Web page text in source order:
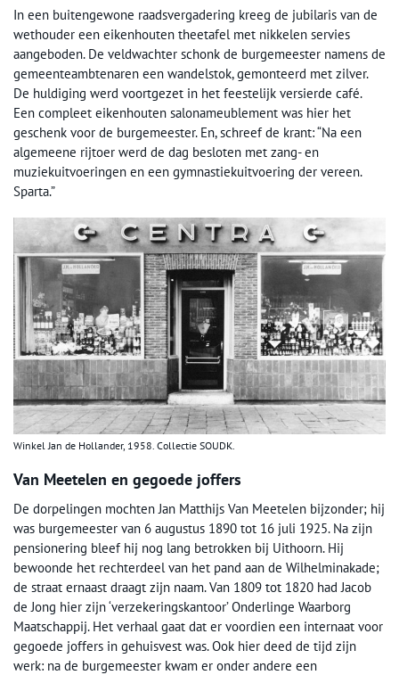
In een buitengewone raadsvergadering kreeg de jubilaris van de
wethouder een eikenhouten theetafel met nikkelen servies
aangeboden. De veldwachter schonk de burgemeester namens de
gemeenteambtenaren een wandelstok, gemonteerd met zilver.
De huldiging werd voortgezet in het feestelijk versierde café.
Een compleet eikenhouten salonameublement was hier het
geschenk voor de burgemeester. En, schreef de krant: “Na een
algemeene rijtoer werd de dag besloten met zang- en
muziekuitvoeringen en een gymnastiekuitvoering der vereen.
Sparta.”
Winkel Jan de Hollander, 1958. Collectie SOUDK.
Van Meetelen en gegoede joffers
De dorpelingen mochten Jan Matthijs Van Meetelen bijzonder; hij
was burgemeester van 6 augustus 1890 tot 16 juli 1925. Na zijn
pensionering bleef hij nog lang betrokken bij Uithoorn. Hij
bewoonde het rechterdeel van het pand aan de Wilhelminakade;
de straat ernaast draagt zijn naam. Van 1809 tot 1820 had Jacob
de Jong hier zijn ‘verzekeringskantoor’ Onderlinge Waarborg
Maatschappij. Het verhaal gaat dat er voordien een internaat voor
gegoede joffers in gehuisvest was. Ook hier deed de tijd zijn
werk: na de burgemeester kwam er onder andere een